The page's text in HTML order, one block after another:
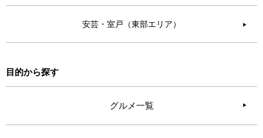
安芸・室戸（東部エリア） ▶︎
目的から探す
グルメ一覧